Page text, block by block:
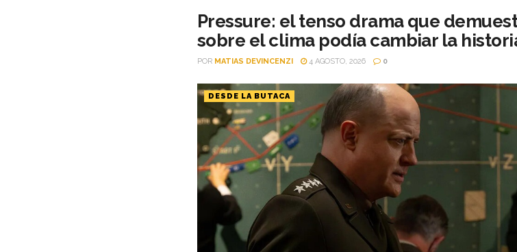
Pressure: el tenso drama que
sobre el clima podía cambiar la
POR MATIAS DEVINCENZI 4 AGOSTO, 2026 0
DESDE LA BUTACA